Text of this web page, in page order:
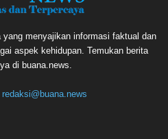
yang menyajikan informasi faktual dan
aspek kehidupan. Temukan berita
di buana.news.
redaksi@buana.news